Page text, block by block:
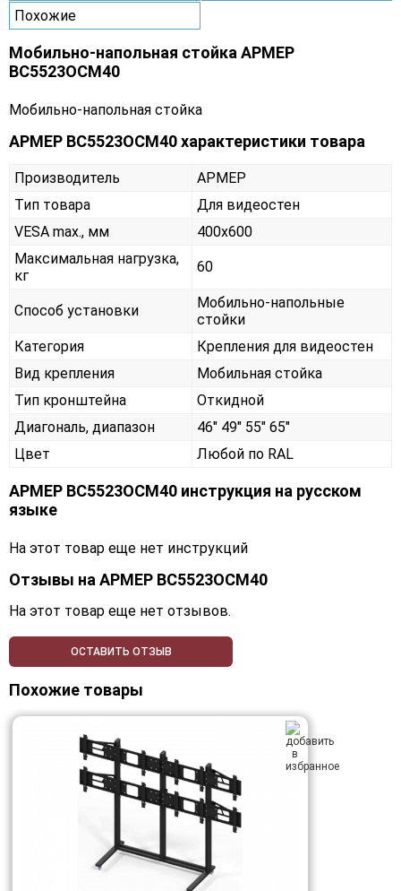
Похожие
Мобильно-напольная стойка АРМЕР
ВС5523ОСМ40
Мобильно-напольная стойка
АРМЕР ВС5523ОСМ40 характеристики товара
Производитель
АРМЕР
Тип товара
Для видеостен
VESA max., мм
400х600
Максимальная нагрузка,
кг
60
Способ установки
Мобильно-напольные
стойки
Категория
Крепления для видеостен
Вид крепления
Мобильная стойка
Тип кронштейна
Откидной
Диагональ, диапазон
46" 49" 55" 65"
Цвет
Любой по RAL
АРМЕР ВС5523ОСМ40 инструкция на русском
языке
На этот товар еще нет инструкций
Отзывы на АРМЕР ВС5523ОСМ40
На этот товар еще нет отзывов.
ОСТАВИТЬ ОТЗЫВ
Похожие товары